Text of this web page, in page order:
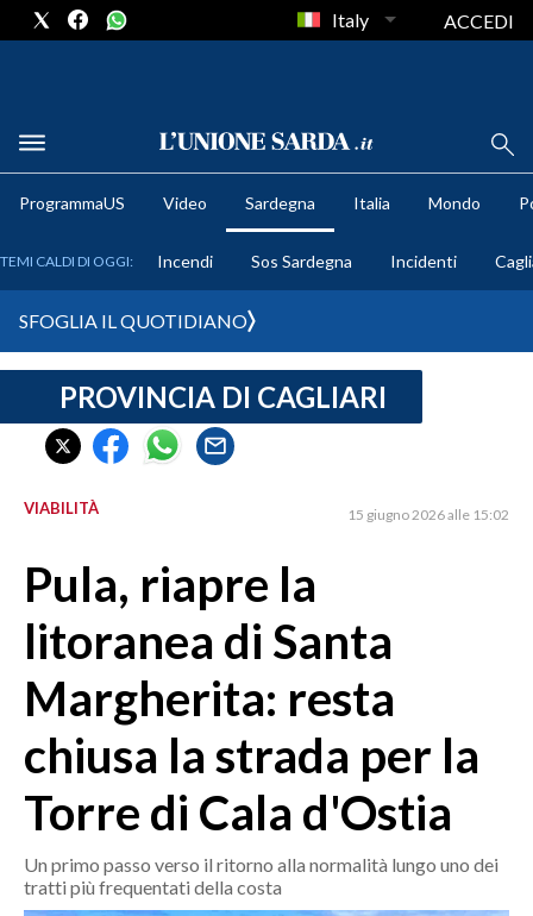
METEO
CRONACA SARDEGNA
CAGLIARI
SULCIS IGLESIENTE
ORISTANO E PROVINCIA
SASSARI E PROVINCIA
GALLURA
NUORO E PROVINCIA
OGLIASTRA
AGENDA
CRONACA
MONDO
Italy ACCEDI
ProgrammaUS Video Sardegna Italia Mondo
TEMI CALDI DI OGGI: Incendi Sos Sardegna Incidenti
SFOGLIA IL QUOTIDIANO
PROVINCIA DI CAGLIARI
VIABILITÀ 15 giugno 2026 alle 15:02
Pula, riapre la
litoranea di Santa
Margherita: resta
chiusa la strada per la
Torre di Cala d'Ostia
Un primo passo verso il ritorno alla normalità lungo uno dei
tratti più frequentati della costa